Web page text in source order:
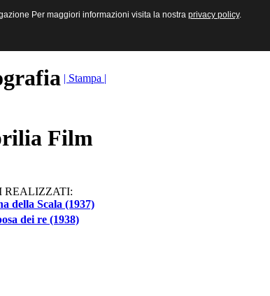
e Multimediali
| Stampa |
Film
REALIZZATI:
della Scala (1937)
dei re (1938)
Per maggiori informazioni visita la nostra privacy policy.
Per maggiori informazioni visita la nostra privacy policy.